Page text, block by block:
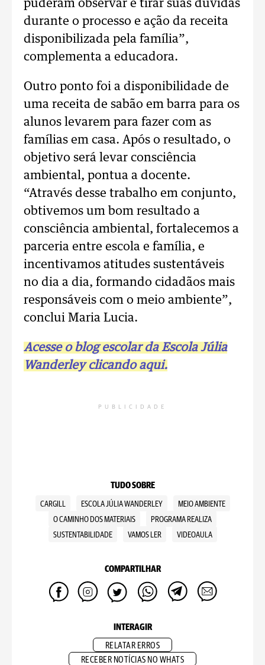
puderam observar e tirar suas dúvidas
durante o processo e ação da receita
disponibilizada pela família”,
complementa a educadora.
Outro ponto foi a disponibilidade de
uma receita de sabão em barra para os
alunos levarem para fazer com as
famílias em casa. Após o resultado, o
objetivo será levar consciência
ambiental, pontua a docente.
“Através desse trabalho em conjunto,
obtivemos um bom resultado a
consciência ambiental, fortalecemos a
parceria entre escola e família, e
incentivamos atitudes sustentáveis
no dia a dia, formando cidadãos mais
responsáveis com o meio ambiente”,
conclui Maria Lucia.
Acesse o blog escolar da Escola Júlia
Wanderley clicando aqui.
PUBLICIDADE
TUDO SOBRE
CARGILL ESCOLA JÚLIA WANDERLEY
MEIO AMBIENTE
O CAMINHO DOS MATERIAIS
PROGRAMA REALIZA
SUSTENTABILIDADE
VAMOS LER VIDEOAULA
COMPARTILHAR
INTERAGIR
RELATAR ERROS
RECEBER NOTÍCIAS NO WHATS